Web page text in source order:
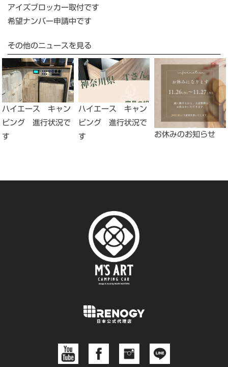
アイズブロッカー取付です
希望ナンバー申請中です
その他のニュースを見る
ハイエース キャン
ピング 進行状況で
す
ハイエース キャン
ピング 進行状況で
す
お休みのお知らせ